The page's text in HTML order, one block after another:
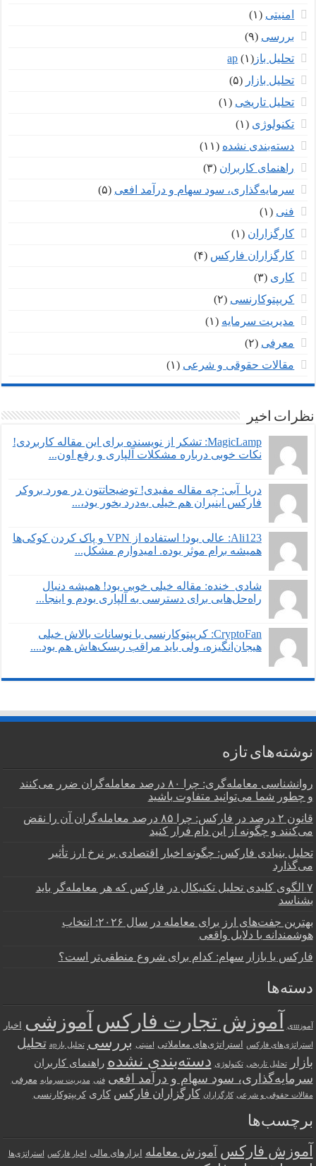
امنیتی (۱)
بررسی (۹)
تحلیل بازар (۱)
تحلیل بازار (۵)
تحلیل تاریخی (۱)
تکنولوژی (۱)
دسته‌بندی نشده (۱۱)
راهنمای کاربران (۳)
سرمایه‌گذاری، سود سهام و درآمد افعی (۵)
فنی (۱)
کارگزاران (۱)
کارگزاران فارکس (۴)
کاری (۳)
کریپتوکارنسی (۲)
مدیریت سرمایه (۱)
معرفی (۲)
مقالات حقوقی و شرعی (۱)
نظرات اخیر
MagicLamp: تشکر از نویسنده برای این مقاله کاربردی!
نکات خوبی درباره مشکلات آلپاری و رفع اون...
دریا_آبی: چه مقاله مفیدی! توضیحاتتون در مورد بروکر
فارکس اینیران هم خیلی به‌درد بخور بود،...
Ali123: عالی بود! استفاده از VPN و پاک کردن کوکی‌ها
همیشه برام موثر بوده. امیدوارم مشکل...
شادی_خنده: مقاله خیلی خوبی بود! همیشه دنبال
راه‌حل‌هایی برای دسترسی به آلپاری بودم و اینجا...
CryptoFan: کریپتوکارنسی با نوسانات بالاش خیلی
هیجان‌انگیزه، ولی باید مراقب ریسک‌هاش هم بود....
نوشته‌های تازه
روانشناسی معامله‌گری: چرا ۸۰ درصد معامله‌گران ضرر می‌کنند
و چطور شما می‌توانید متفاوت باشید
قانون ۲ درصد در فارکس: چرا ۸۵ درصد معامله‌گران آن را نقض
می‌کنند و چگونه از این دام فرار کنید
تحلیل بنیادی فارکس: چگونه اخبار اقتصادی بر نرخ ارز تأثیر
می‌گذارد
۷ الگوی کلیدی تحلیل تکنیکال در فارکس که هر معامله‌گر باید
بشناسد
بهترین جفت‌های ارز برای معامله در سال ۲۰۲۶: انتخاب
هوشمندانه با دلایل واقعی
فارکس یا بازار سهام: کدام برای شروع منطقی‌تر است؟
دسته‌ها
آموزшی آموزش تجارت فارکس آموزشی اخبار
استراتژی‌های فارکس استراتژی‌های معاملاتی امنیتی بررسی تحلیل بازар
تحلیل
بازار
تحلیل تاریخی تکنولوژی دسته‌بندی نشده راهنمای کاربران
سرمایه‌گذاری، سود سهام و درآمد افعی فنی مدیریت سرمایه معرفی
مقالات حقوقی و شرعی کارگزاران کارگزاران فارکس کاری کریپتوکارنسی
برچسب‌ها
آموزش فارکس آموزش معامله ابزارهای مالی اخبار فارکس استراتژی‌ها